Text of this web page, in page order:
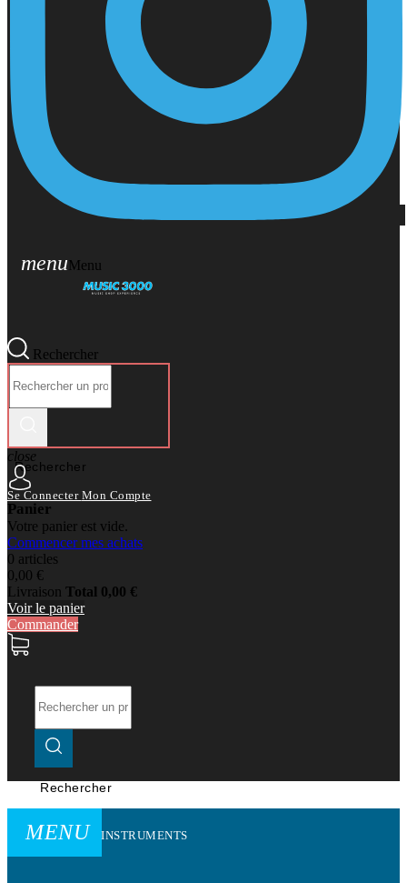
menuMenu
Rechercher
Rechercher
close
Se Connecter Mon Compte
Panier
Votre panier est vide.
Commencer mes achats
0 articles
0,00 €
Livraison Total 0,00 €
Voir le panier
Commander
Rechercher
MENU INSTRUMENTS